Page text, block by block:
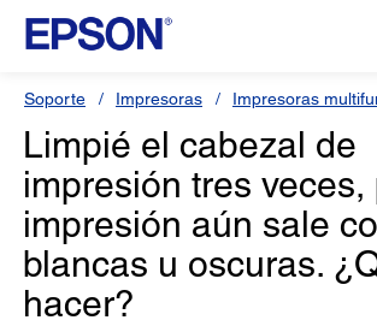
Soporte Impresoras Impresoras
Limpié el cabezal de
impresión tres veces,
impresión aún sale
blancas u oscuras.
hacer?